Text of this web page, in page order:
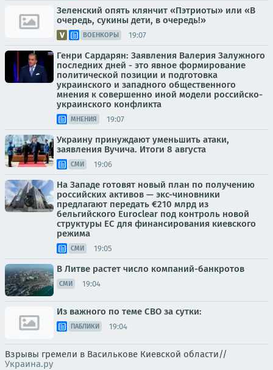
Зеленский опять клянчит «Пэтриоты» или «В
очередь, сукины дети, в очередь!»
ВОЕНКОРЫ 19:07
Генри Сардарян: Заявления Валерия Залужного
последних дней - это явное формирование
политической позиции и подготовка
украинского и западного общественного
мнения к совершенно иной модели российско-
украинского конфликта
МНЕНИЯ 19:07
Украину принуждают уменьшить атаки,
заявления Вучича. Итоги 8 августа
СМИ 19:06
На Западе готовят новый план по получению
российских активов — экс-чиновники
предлагают передать €210 млрд из
бельгийского Euroclear под контроль новой
структуры ЕС для финансирования киевского
режима
СМИ 19:05
В Литве растет число компаний-банкротов
СМИ 19:04
Из важного по теме СВО за сутки:
ПАБЛИКИ 19:04
Взрывы гремели в Василькове Киевской области//
Украина.ру